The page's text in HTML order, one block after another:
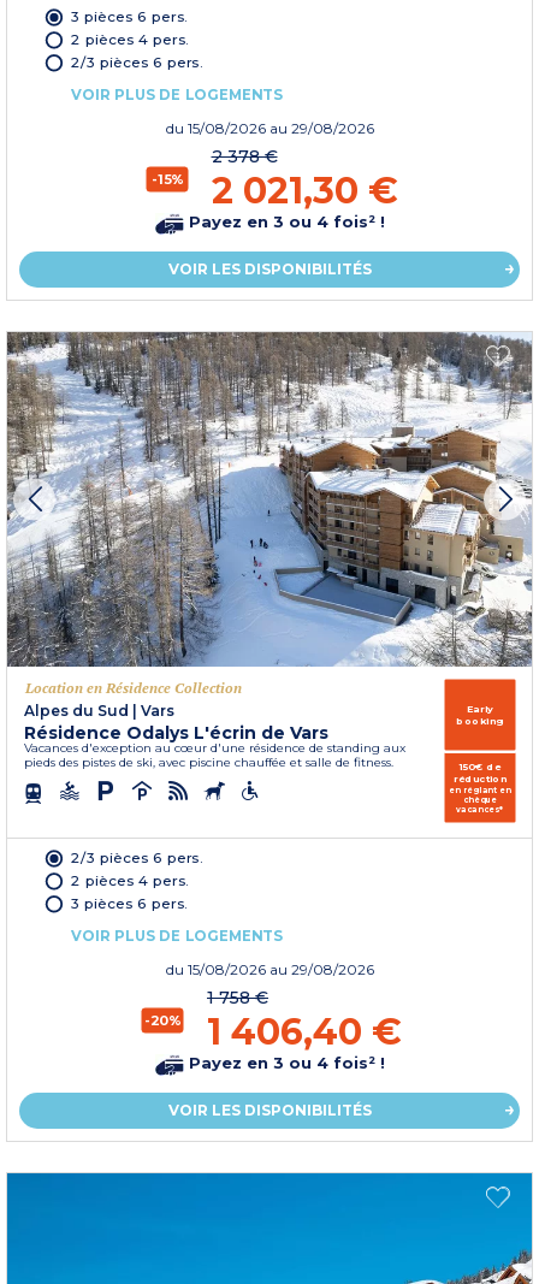
3 pièces 6 pers.
2 pièces 4 pers.
2/3 pièces 6 pers.
VOIR PLUS DE LOGEMENTS
du 15/08/2026 au 29/08/2026
-15%
2 378 €
2 021,30 €
Payez en 3 ou 4 fois² !
VOIR LES DISPONIBILITÉS
Location en Résidence Collection
Alpes du Sud
Vars
Résidence Odalys L'écrin de Vars
Vacances d'exception au cœur d'une résidence de standing aux
pieds des pistes de ski, avec piscine chauffée et salle de fitness.
Early
booking
150€ de
réduction
en réglant en
chèque
vacances*
2/3 pièces 6 pers.
2 pièces 4 pers.
3 pièces 6 pers.
VOIR PLUS DE LOGEMENTS
du 15/08/2026 au 29/08/2026
-20%
1 758 €
1 406,40 €
Payez en 3 ou 4 fois² !
VOIR LES DISPONIBILITÉS